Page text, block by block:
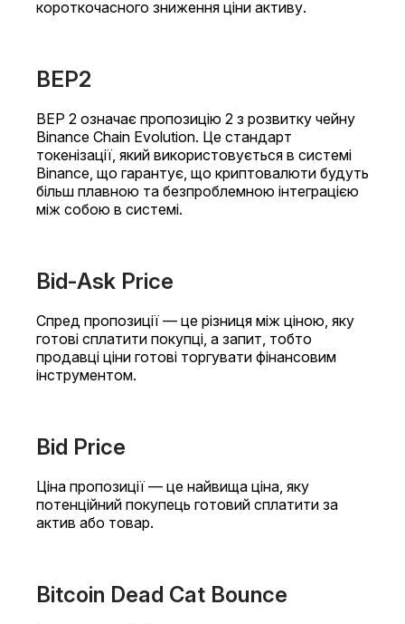
короткочасного зниження ціни активу.
BEP2
BEP 2 означає пропозицію 2 з розвитку чейну
Binance Chain Evolution. Це стандарт
токенізації, який використовується в системі
Binance, що гарантує, що криптовалюти будуть
більш плавною та безпроблемною інтеграцією
між собою в системі.
Bid-Ask Price
Спред пропозиції — це різниця між ціною, яку
готові сплатити покупці, а запит, тобто
продавці ціни готові торгувати фінансовим
інструментом.
Bid Price
Ціна пропозиції — це найвища ціна, яку
потенційний покупець готовий сплатити за
актив або товар.
Bitcoin Dead Cat Bounce